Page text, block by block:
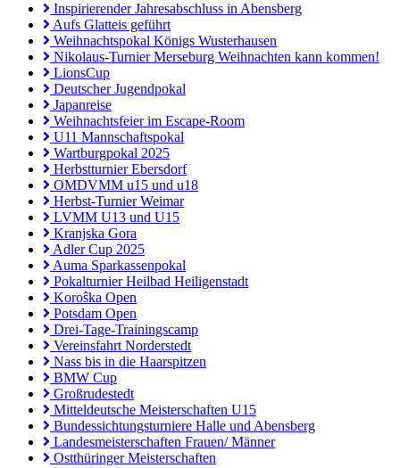
Inspirierender Jahresabschluss in Abensberg
Aufs Glatteis geführt
Weihnachtspokal Königs Wusterhausen
Nikolaus-Turnier Merseburg Weihnachten kann kommen!
LionsCup
Deutscher Jugendpokal
Japanreise
Weihnachtsfeier im Escape-Room
U11 Mannschaftspokal
Wartburgpokal 2025
Herbstturnier Ebersdorf
OMDVMM u15 und u18
Herbst-Turnier Weimar
LVMM U13 und U15
Kranjska Gora
Adler Cup 2025
Auma Sparkassenpokal
Pokalturnier Heilbad Heiligenstadt
Koroŝka Open
Potsdam Open
Drei-Tage-Trainingscamp
Vereinsfahrt Norderstedt
Nass bis in die Haarspitzen
BMW Cup
Großrudestedt
Mitteldeutsche Meisterschaften U15
Bundessichtungsturniere Halle und Abensberg
Landesmeisterschaften Frauen/ Männer
Ostthüringer Meisterschaften